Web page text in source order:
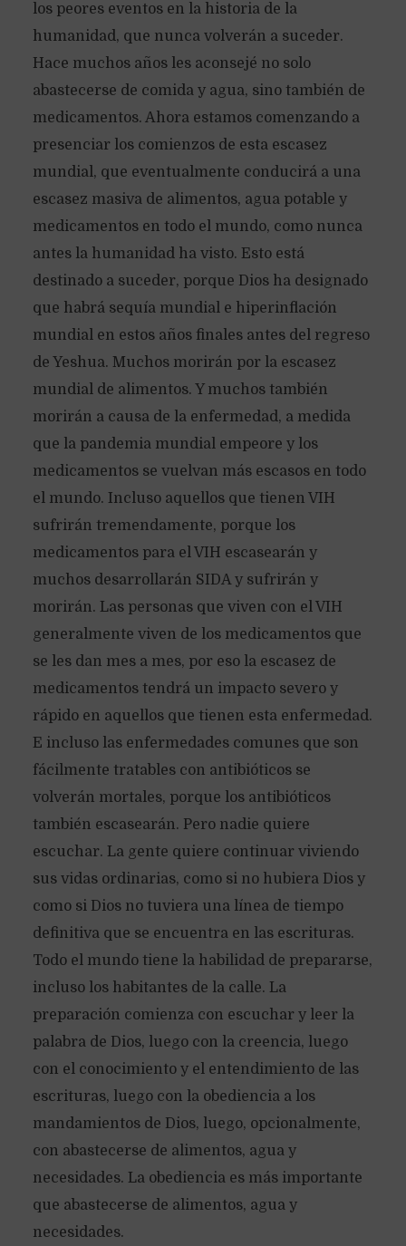
los peores eventos en la historia de la
humanidad, que nunca volverán a suceder.
Hace muchos años les aconsejé no solo
abastecerse de comida y agua, sino también de
medicamentos. Ahora estamos comenzando a
presenciar los comienzos de esta escasez
mundial, que eventualmente conducirá a una
escasez masiva de alimentos, agua potable y
medicamentos en todo el mundo, como nunca
antes la humanidad ha visto. Esto está
destinado a suceder, porque Dios ha designado
que habrá sequía mundial e hiperinflación
mundial en estos años finales antes del regreso
de Yeshua. Muchos morirán por la escasez
mundial de alimentos. Y muchos también
morirán a causa de la enfermedad, a medida
que la pandemia mundial empeore y los
medicamentos se vuelvan más escasos en todo
el mundo. Incluso aquellos que tienen VIH
sufrirán tremendamente, porque los
medicamentos para el VIH escasearán y
muchos desarrollarán SIDA y sufrirán y
morirán. Las personas que viven con el VIH
generalmente viven de los medicamentos que
se les dan mes a mes, por eso la escasez de
medicamentos tendrá un impacto severo y
rápido en aquellos que tienen esta enfermedad.
E incluso las enfermedades comunes que son
fácilmente tratables con antibióticos se
volverán mortales, porque los antibióticos
también escasearán. Pero nadie quiere
escuchar. La gente quiere continuar viviendo
sus vidas ordinarias, como si no hubiera Dios y
como si Dios no tuviera una línea de tiempo
definitiva que se encuentra en las escrituras.
Todo el mundo tiene la habilidad de prepararse,
incluso los habitantes de la calle. La
preparación comienza con escuchar y leer la
palabra de Dios, luego con la creencia, luego
con el conocimiento y el entendimiento de las
escrituras, luego con la obediencia a los
mandamientos de Dios, luego, opcionalmente,
con abastecerse de alimentos, agua y
necesidades. La obediencia es más importante
que abastecerse de alimentos, agua y
necesidades.